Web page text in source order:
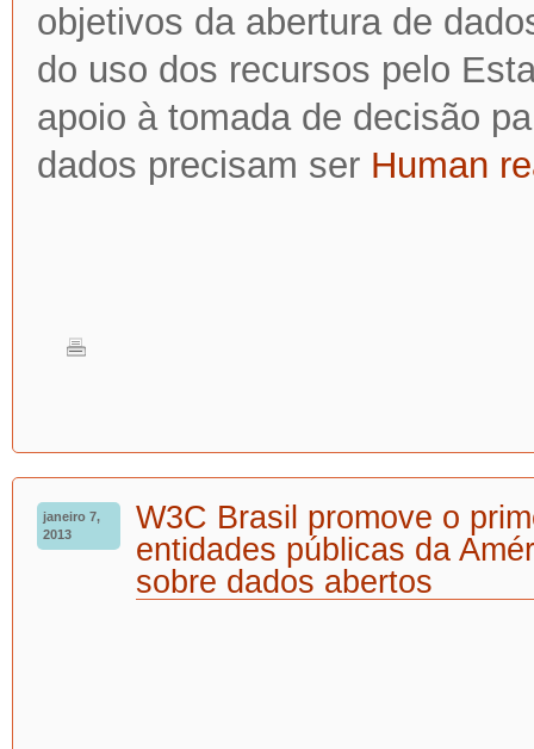
objetivos da abertura de
do uso dos recursos pelo
apoio à tomada de decisão
dados precisam ser Human
janeiro 7,
2013
W3C Brasil promove o
entidades públicas da
sobre dados abertos